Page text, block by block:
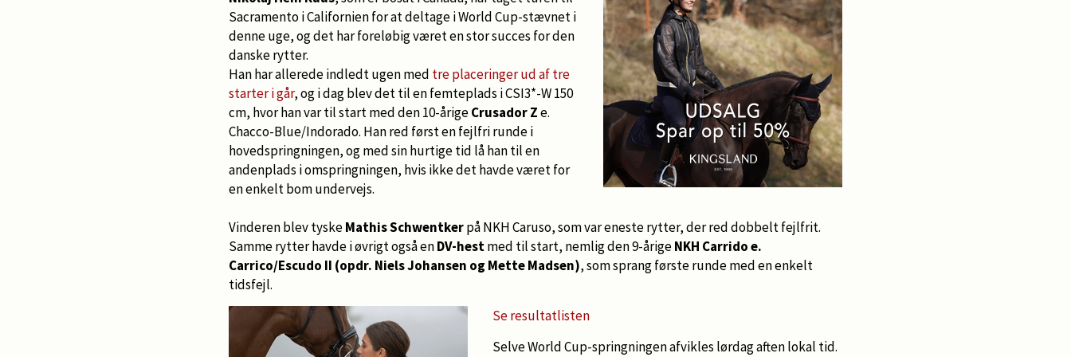
Sacramento i Californien for at deltage i World Cup-stævnet i
denne uge, og det har foreløbig været en stor succes for den
danske rytter.
Han har allerede indledt ugen med tre placeringer ud af tre
starter i går, og i dag blev det til en femteplads i CSI3*-W 150
cm, hvor han var til start med den 10-årigeCrusador Ze.
Chacco-Blue/Indorado. Han red først en fejlfri runde i
hovedspringningen, og med sin hurtige tid lå han til en
andenplads i omspringningen, hvis ikke det havde været for
en enkelt bom undervejs.
Vinderen blev tyskeMathis Schwentkerpå NKH Caruso, som var eneste rytter, der red dobbelt fejlfrit.
Samme rytter havde i øvrigt også enDV-hestmed til start, nemlig den 9-årigeNKH Carrido e.
Carrico/Escudo II (opdr. Niels Johansen og Mette Madsen), som sprang første runde med en enkelt
tidsfejl.
Se resultatlisten
Selve World Cup-springningen afvikles lørdag aften lokal tid.